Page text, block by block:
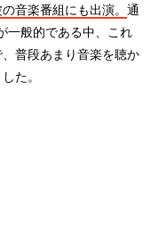
音楽番組にも出演。 通
一般的である中、これ
普段あまり音楽を聴か
た。